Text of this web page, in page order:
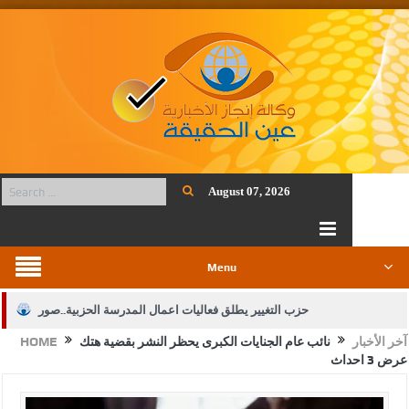
August 07, 2026
Menu
حزب التغيير يطلق فعاليات اعمال المدرسة الحزبية..صور
الجيش يفتح باب التجنيد لحملة البكالوريوس في الحقوق والقانونHOME آخر الأخبار
نائب عام الجنايات الكبرى يحظر النشر بقضية هتك
عرض 3 احداث